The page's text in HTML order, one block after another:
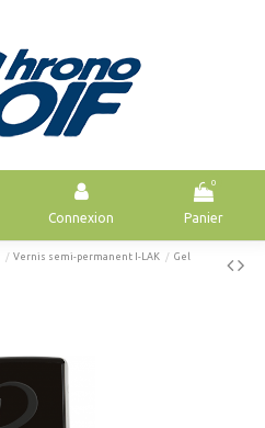
Connexion
0
Panier
Vernis semi-permanent I-LAK
Gel